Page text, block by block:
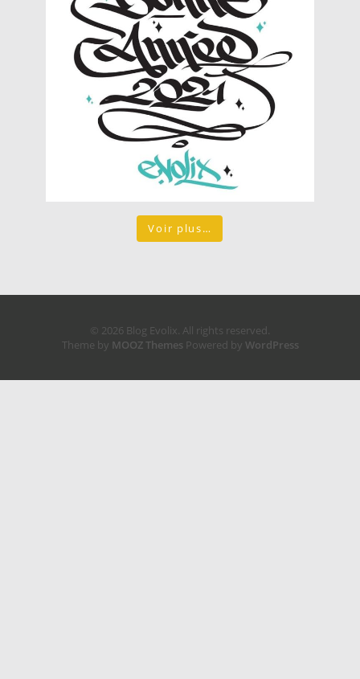
Voir plus…
© 2026 Blog Evolix. All rights reserved.
Theme by MOOZ Themes Powered by WordPress